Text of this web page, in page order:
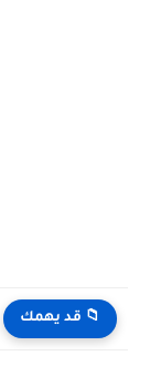
📁 قد يهمك